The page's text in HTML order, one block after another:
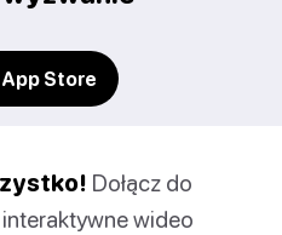
App Store
Dołącz do
wideo